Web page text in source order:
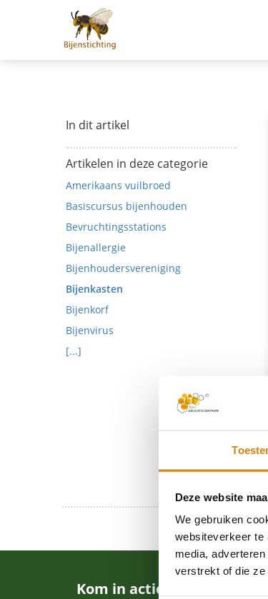
Deze website
We gebruiken
websiteverkeer te
media,
verstrekt of die
In dit artikel
Artikelen in deze categorie
Amerikaans vuilbroed
Basiscursus bijenhouden
Bevruchtingsstations
Bijenallergie
Bijenhoudersvereniging
Bijenkasten
Bijenkorf
Bijenvirus
[...]
Kom in actie